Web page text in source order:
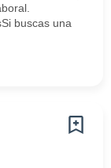
buscas una